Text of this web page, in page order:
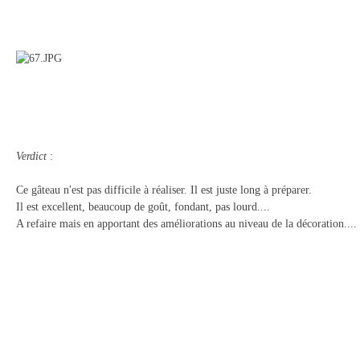
Verdict :
Ce gâteau n'est pas difficile à réaliser. Il est juste long à préparer.
Il est excellent, beaucoup de goût, fondant, pas lourd....
A refaire mais en apportant des améliorations au niveau de la décoration....